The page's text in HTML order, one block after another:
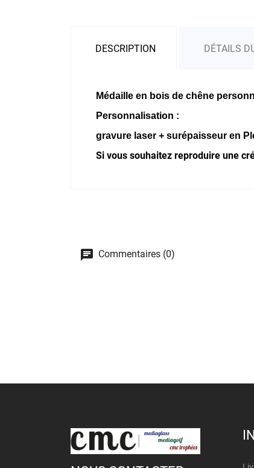
DESCRIPTION DÉTAILS
Médaille en bois de chêne
Personnalisation :
gravure laser + surépaisseur en
Si vous souhaitez reproduire une
Commentaires (0)